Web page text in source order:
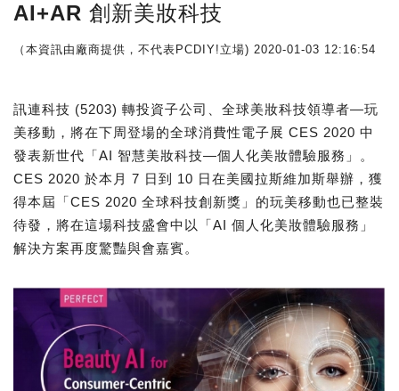
AI+AR 創新美妝科技
（本資訊由廠商提供，不代表PCDIY!立場) 2020-01-03 12:16:54
訊連科技 (5203) 轉投資子公司、全球美妝科技領導者—玩
美移動，將在下周登場的全球消費性電子展 CES 2020 中
發表新世代「AI 智慧美妝科技—個人化美妝體驗服務」。
CES 2020 於本月 7 日到 10 日在美國拉斯維加斯舉辦，獲
得本屆「CES 2020 全球科技創新獎」的玩美移動也已整裝
待發，將在這場科技盛會中以「AI 個人化美妝體驗服務」
解決方案再度驚豔與會嘉賓。